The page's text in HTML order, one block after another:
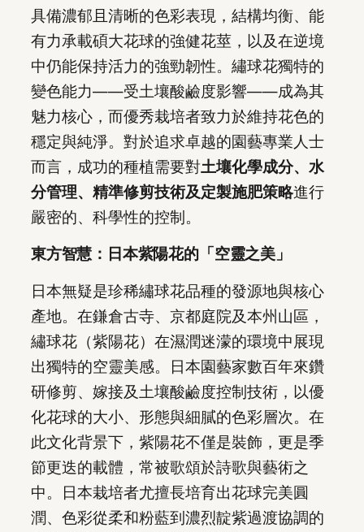
具備濃郁且清晰的色彩表現，結構均衡、能
有力承載碩大花球的強健花莖，以及在逆境
中仍能保持活力的強勁韌性。繡球花獨特的
變色能力——受土壤酸鹼度影響——成為其
魅力核心，而優秀栽培者致力於維持花色的
穩定與純淨。對於追求卓越的園藝專業人士
而言，成功的種植需要對土壤化學成分、水
分管理、精準修剪技術及定製施肥策略進行
嚴密的、科學性的控制。
東方智慧：日本紫陽花的「空靈之美」
日本無疑是珍稀繡球花品種的發源地與核心
產地。在鎌倉古寺、京都庭院及本州山區，
繡球花（紫陽花）在濕潤迷濛的環境中展現
出獨特的空靈美感。日本園藝家數百年來鑽
研修剪、嫁接及土壤酸鹼度控制技術，以優
化花球的大小、形態與細膩的色彩層次。在
此文化背景下，紫陽花不僅是裝飾，更是季
節更迭的載體，常被歌頌於詩歌與藝術之
中。日本栽培者尤擅長培育出花球完美圓
潤、色彩從柔和粉藍到濃烈靛紫過渡協調的